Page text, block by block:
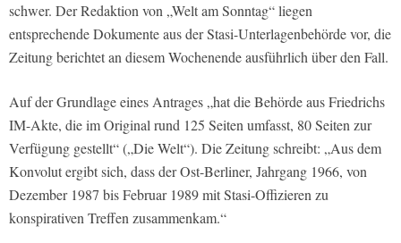
schwer. Der Redaktion von „Welt am Sonntag“ liegen
entsprechende Dokumente aus der Stasi-Unterlagenbehörde vor, die
Zeitung berichtet an diesem Wochenende ausführlich über den Fall.
Auf der Grundlage eines Antrages „hat die Behörde aus Friedrichs
IM-Akte, die im Original rund 125 Seiten umfasst, 80 Seiten zur
Verfügung gestellt“ („Die Welt“). Die Zeitung schreibt: „Aus dem
Konvolut ergibt sich, dass der Ost-Berliner, Jahrgang 1966, von
Dezember 1987 bis Februar 1989 mit Stasi-Offizieren zu
konspirativen Treffen zusammenkam.“